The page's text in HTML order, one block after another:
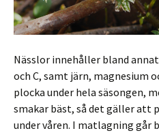
Nässlor innehåller bland
och C, samt järn, magnesium
plocka under hela säsongen,
smakar bäst, så det gäller att
under våren. I matlagning går